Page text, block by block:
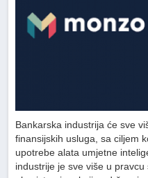
Bankarska industrija će sve
finansijskih usluga, sa ciljem
upotrebe alata umjetne
industrije je sve više u